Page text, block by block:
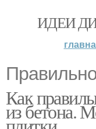
ИДЕИ
Как
из бетона.